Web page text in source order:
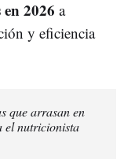
2026 a
y eficiencia
que arrasan en
el nutricionista